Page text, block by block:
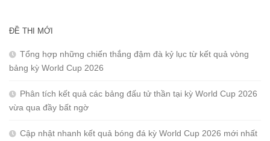
ĐỀ THI MỚI
Tổng hợp những chiến thắng đậm đà kỷ lục từ kết quả vòng
bảng kỳ World Cup 2026
Phân tích kết quả các bảng đấu tử thần tại kỳ World Cup 2026
vừa qua đầy bất ngờ
Cập nhật nhanh kết quả bóng đá kỳ World Cup 2026 mới nhất